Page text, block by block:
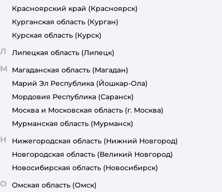
Красноярский край (Красноярск)
Курганская область (Курган)
Курская область (Курск)
Л Липецкая область (Липецк)
М Магаданская область (Магадан)
Марий Эл Республика (Йошкар-Ола)
Мордовия Республика (Саранск)
Москва и Московская область (г. Москва)
Мурманская область (Мурманск)
Н Нижегородская область (Нижний Новгород)
Новгородская область (Великий Новгород)
Новосибирская область (Новосибирск)
О Омская область (Омск)